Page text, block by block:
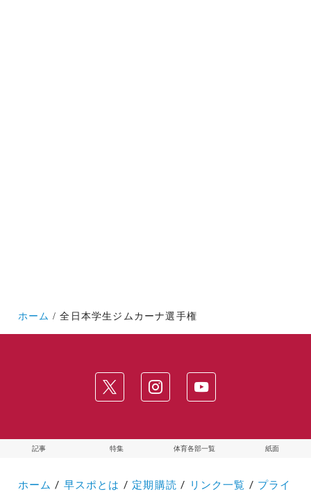
ホーム 全日本学生ジムカーナ選手権
記事 特集 体育各部一覧 紙面
ホーム / 早スポとは / 定期購読 / リンク一覧 / プライ